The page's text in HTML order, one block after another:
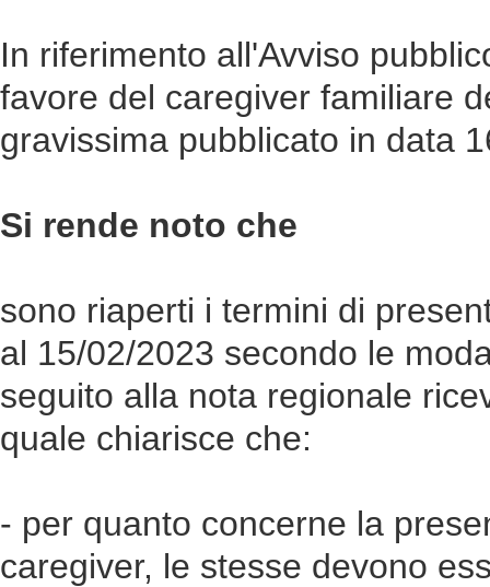
In riferimento all'Avviso
favore del caregiver familiare
gravissima pubblicato in data
Si rende noto che
sono riaperti i termini di
al 15/02/2023 secondo le
seguito alla nota regionale
quale chiarisce che:
- per quanto concerne la
caregiver, le stesse devono